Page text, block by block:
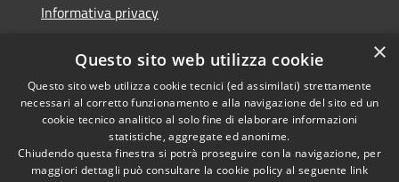
Informativa privacy
Dichiarazione di accessibilità
RSS
Copyright © 2026 • Comune di
×
Questo sito web utilizza cookie
Questo sito web utilizza cookie tecnici (ed assimilati) strettamente
necessari al corretto funzionamento e alla navigazione del sito ed un
cookie tecnico analitico al solo fine di elaborare informazioni
statistiche, aggregate ed anonime.
Chiudendo questa finestra si potrà proseguire con la navigazione, per
maggiori dettagli può consultare la cookie policy al seguente link